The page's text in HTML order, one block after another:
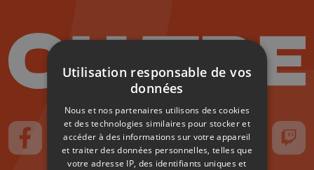
Suivez-nous sur FaceBook
Suivez-nous sur Instagram
Suivez-nous sur TikTokSuivez-nous sur YouTube
Suivez-nous
Utilisation responsable de vos
données
Nous et nos partenaires utilisons des cookies
et des technologies similaires pour stocker et
accéder à des informations sur votre appareil
et traiter des données personnelles, telles que
votre adresse IP, des identifiants uniques et